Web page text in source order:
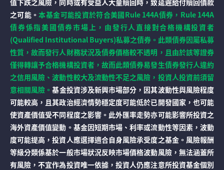
值下跌之風險，同時或有受益人大量贖回時，致延遲給付贖回價款
之可能。本基金可能投資於符合美國Rule 144A債券，Rule 144A
債券係指美國債券市場上，由發行人直接對合格機構投資者
(Qualified Institutional Buyers)私募之債券。此類債券因屬私募
性質，故而發行人財務狀況及債券價格較不透明，且由於該等證券
僅得轉讓予合格機構投資者，故而此類債券易發生債券發行人違約
之信用風險、波動性較大及流動性不足之風險，投資人投資前須留
意相關風險。基金投資涉及新興市場部分，因其波動性與風險程度
可能較高，且其政治經濟情勢穩定度可能低於已開發國家，也可能
使資產價值受不同程度之影響。此外匯率走勢亦可能影響所投資之
海外資產價值變動。基金因短期市場、利率或流動性等因素，波動
度可能提高，投資人應選擇適合自身風險承受度之基金。風險報酬
等級分類係基於一般市場狀況反映市場價格波動風險，無法涵蓋所
有風險，不宜作為投資唯一依據，投資人仍應注意所投資基金個別